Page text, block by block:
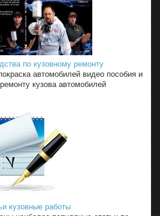
по кузовному ремонту
автомобилей видео пособия и
кузова автомобилей
кузовные работы